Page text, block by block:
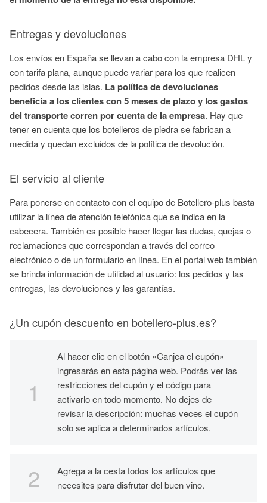
Entregas y devoluciones
Los envíos en España se llevan a cabo con la empresa DHL y
con tarifa plana, aunque puede variar para los que realicen
pedidos desde las islas. La política de devoluciones
beneficia a los clientes con 5 meses de plazo y los gastos
del transporte corren por cuenta de la empresa. Hay que
tener en cuenta que los botelleros de piedra se fabrican a
medida y quedan excluidos de la política de devolución.
El servicio al cliente
Para ponerse en contacto con el equipo de Botellero-plus basta
utilizar la línea de atención telefónica que se indica en la
cabecera. También es posible hacer llegar las dudas, quejas o
reclamaciones que correspondan a través del correo
electrónico o de un formulario en línea. En el portal web también
se brinda información de utilidad al usuario: los pedidos y las
entregas, las devoluciones y las garantías.
¿Un cupón descuento en botellero-plus.es?
Al hacer clic en el botón «Canjea el cupón»
ingresarás en esta página web. Podrás ver las
restricciones del cupón y el código para
activarlo en todo momento. No dejes de
revisar la descripción: muchas veces el cupón
solo se aplica a determinados artículos.
Agrega a la cesta todos los artículos que
necesites para disfrutar del buen vino.